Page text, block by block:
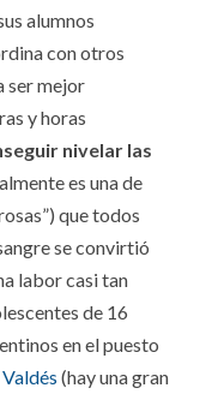
alumnos
con otros
ser mejor
y horas
nivelar las
es una de
que todos
se convirtió
labor casi tan
de 16
en el puesto
(hay una gran